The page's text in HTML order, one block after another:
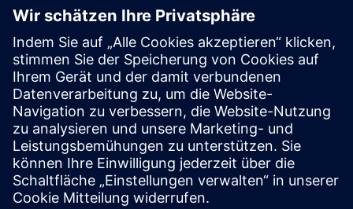
Follow
Press | Company | Siemens
© Siemens 1996 – 2026
Corporate Information
Privacy Notice